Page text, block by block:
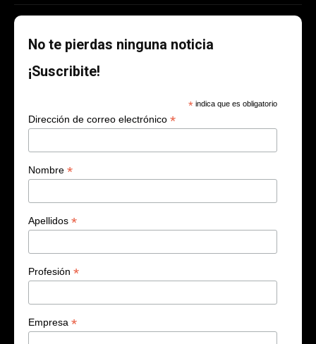
No te pierdas ninguna noticia
¡Suscribite!
* indica que es obligatorio
Dirección de correo electrónico *
Nombre *
Apellidos *
Profesión *
Empresa *